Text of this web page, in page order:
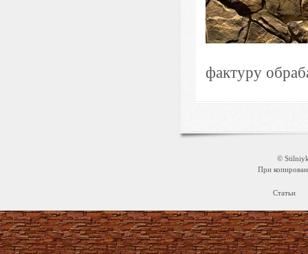
фактуру
©
При
Статьи